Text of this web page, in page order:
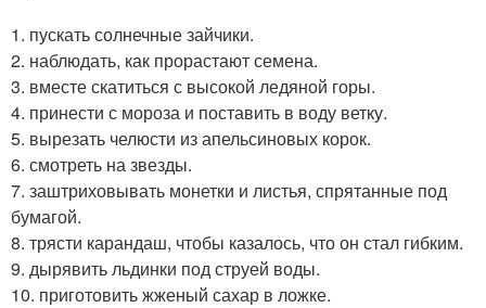
1. пускать солнечные зайчики.
2. наблюдать, как прорастают семена.
3. вместе скатиться с высокой ледяной горы.
4. принести с мороза и поставить в воду ветку.
5. вырезать челюсти из апельсиновых корок.
6. смотреть на звезды.
7. заштриховывать монетки и листья, спрятанные под
бумагой.
8. трясти карандаш, чтобы казалось, что он стал гибким.
9. дырявить льдинки под струей воды.
10. приготовить жженый сахар в ложке.